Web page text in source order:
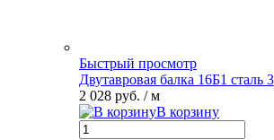
Быстрый просмотр
Двутавровая балка 16Б1 сталь 3
2 028 руб. / м
В корзину